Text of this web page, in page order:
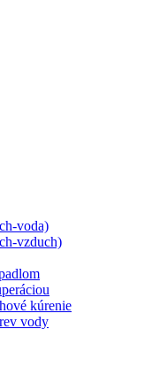
voda)
vzduch)
kúrenie
vody